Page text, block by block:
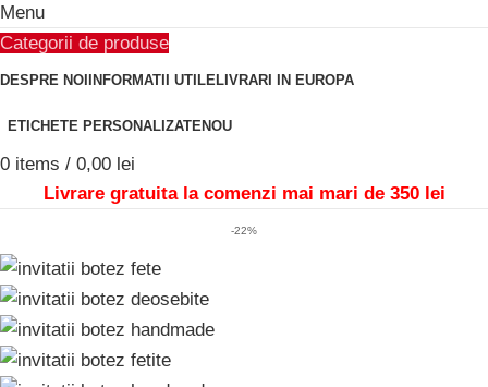
Menu
Categorii de produse
DESPRE NOIINFORMATII UTILELIVRARI IN EUROPA
ETICHETE PERSONALIZATENOU
0 items / 0,00 lei
Livrare gratuita la comenzi mai mari de 350 lei
-22%